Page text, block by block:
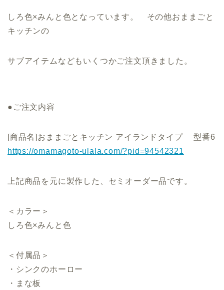
しろ色×みんと色となっています。 その他おままごと
キッチンの
サブアイテムなどもいくつかご注文頂きました。
●ご注文内容
[商品名]おままごとキッチン アイランドタイプ 型番6
https://omamagoto-ulala.com/?pid=94542321
上記商品を元に製作した、セミオーダー品です。
＜カラー＞
しろ色×みんと色
＜付属品＞
・シンクのホーロー
・まな板